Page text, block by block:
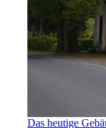
Das heutige